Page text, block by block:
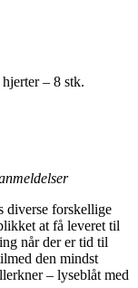
– 8 stk.
diverse forskellige
at få leveret til
når der er tid til
den mindst
– lyseblåt med